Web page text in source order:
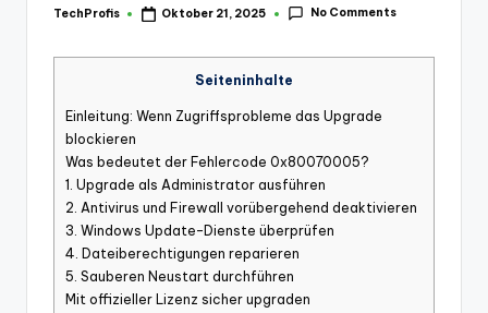
Posted
TechProfis Oktober 21, 2025 No Comments
Seiteninhalte
Einleitung: Wenn Zugriffsprobleme das Upgrade
blockieren
Was bedeutet der Fehlercode 0x80070005?
1. Upgrade als Administrator ausführen
2. Antivirus und Firewall vorübergehend deaktivieren
3. Windows Update-Dienste überprüfen
4. Dateiberechtigungen reparieren
5. Sauberen Neustart durchführen
Mit offizieller Lizenz sicher upgraden